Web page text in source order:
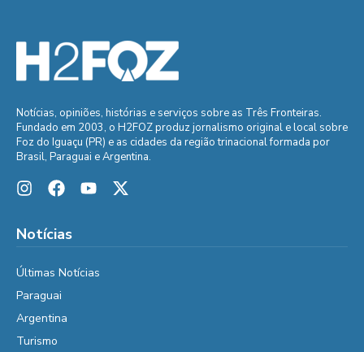
Notícias, opiniões, histórias e serviços sobre as Três Fronteiras.
Fundado em 2003, o H2FOZ produz jornalismo original e local sobre
Foz do Iguaçu (PR) e as cidades da região trinacional formada por
Brasil, Paraguai e Argentina.
Notícias
Últimas Notícias
Paraguai
Argentina
Turismo